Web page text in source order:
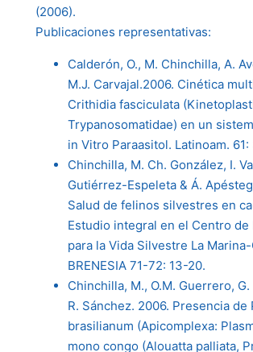
(2006).
Publicaciones representativas:
Calderón, O., M. Chinchilla, A.
M.J. Carvajal.2006. Cinética
Crithidia fasciculata
Trypanosomatidae) en un
in Vitro Paraasitol. Latinoam.
Chinchilla, M. Ch. González, I.
Gutiérrez-Espeleta & Á.
Salud de felinos silvestres en
Estudio integral en el Centro de
para la Vida Silvestre La
BRENESIA 71-72: 13-20.
Chinchilla, M., O.M. Guerrero,
R. Sánchez. 2006. Presencia de
brasilianum (Apicomplexa:
mono congo (Alouatta palliata,